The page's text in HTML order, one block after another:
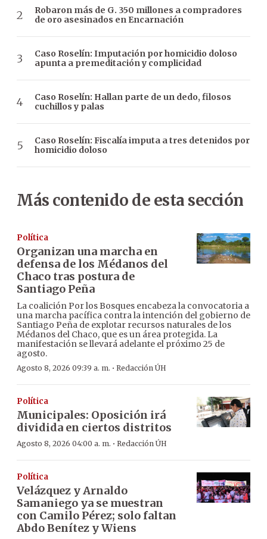
Robaron más de G. 350 millones a compradores
de oro asesinados en Encarnación
Caso Roselín: Imputación por homicidio doloso
apunta a premeditación y complicidad
Caso Roselín: Hallan parte de un dedo, filosos
cuchillos y palas
Caso Roselín: Fiscalía imputa a tres detenidos por
homicidio doloso
Más contenido de esta sección
Política
Organizan una marcha en
defensa de los Médanos del
Chaco tras postura de
Santiago Peña
La coalición Por los Bosques encabeza la convocatoria a
una marcha pacífica contra la intención del gobierno de
Santiago Peña de explotar recursos naturales de los
Médanos del Chaco, que es un área protegida. La
manifestación se llevará adelante el próximo 25 de
agosto.
Agosto 8, 2026 09:39 a. m. · Redacción ÚH
Política
Municipales: Oposición irá
dividida en ciertos distritos
Agosto 8, 2026 04:00 a. m. · Redacción ÚH
Política
Velázquez y Arnaldo
Samaniego ya se muestran
con Camilo Pérez; solo faltan
Abdo Benítez y Wiens